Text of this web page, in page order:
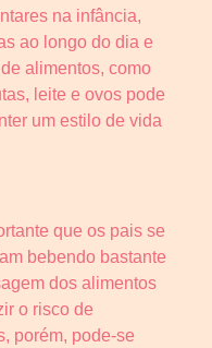
na infância,
ao longo do dia e
alimentos, como
leite e ovos pode
um estilo de vida
que os pais se
bebendo bastante
dos alimentos
o risco de
porém, pode-se